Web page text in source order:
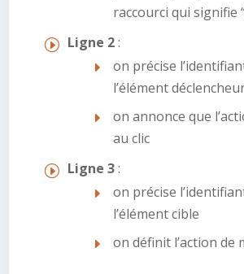
raccourci qui signifie
Ligne 2:
on précise
l’élément
on annonce que
au clic
Ligne 3:
on précise
l’élément cible
on définit l’action de